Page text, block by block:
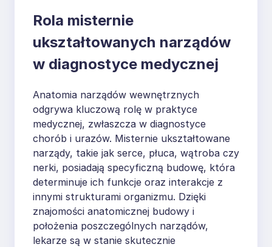
Rola misternie
ukształtowanych narządów
w diagnostyce medycznej
Anatomia narządów wewnętrznych
odgrywa kluczową rolę w praktyce
medycznej, zwłaszcza w diagnostyce
chorób i urazów. Misternie ukształtowane
narządy, takie jak serce, płuca, wątroba czy
nerki, posiadają specyficzną budowę, która
determinuje ich funkcje oraz interakcje z
innymi strukturami organizmu. Dzięki
znajomości anatomicznej budowy i
położenia poszczególnych narządów,
lekarze są w stanie skutecznie